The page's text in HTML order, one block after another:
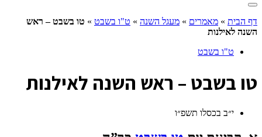
דף הבית » מאמרים » מעגל השנה » ט"ו בשבט » טו בשבט – ראש
השנה לאילנות
ט"ו בשבט
טו בשבט – ראש השנה לאילנות
י״ב בכסלו תשפ״ו